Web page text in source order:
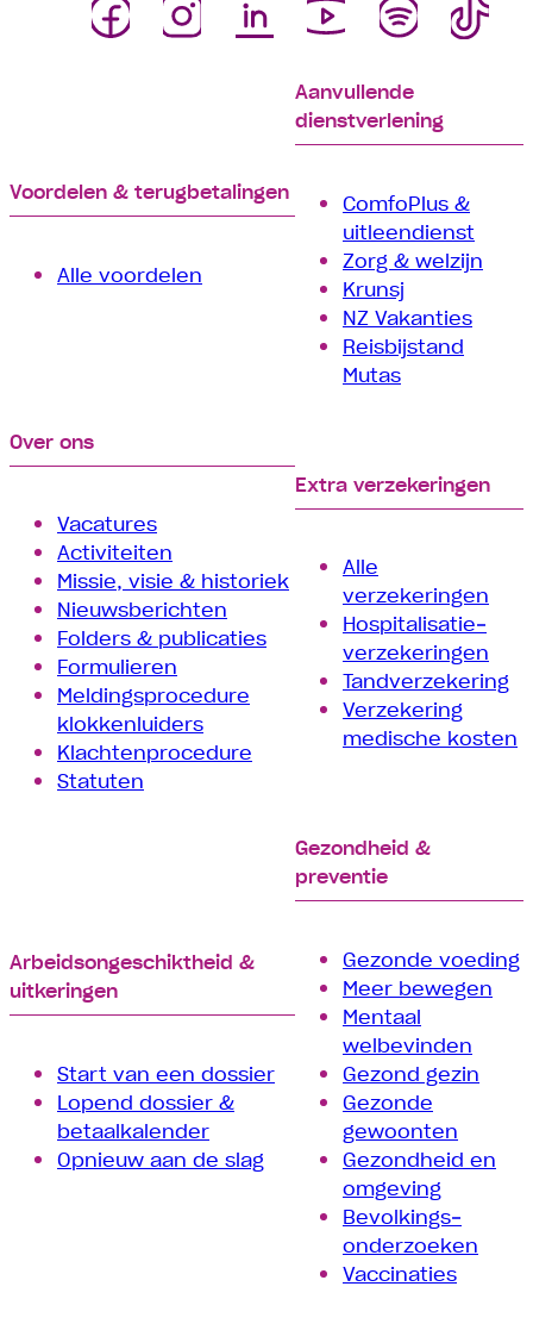
Voordelen & terugbetalingen
Alle voordelen
Aanvullende
dienstverlening
ComfoPlus &
uitleendienst
Zorg & welzijn
Krunsj
NZ Vakanties
Reisbijstand
Mutas
Over ons
Vacatures
Activiteiten
Missie, visie & historiek
Nieuwsberichten
Folders & publicaties
Formulieren
Meldingsprocedure
klokkenluiders
Klachtenprocedure
Statuten
Extra verzekeringen
Alle
verzekeringen
Hospitalisatie­
verzekeringen
Tand­verzekering
Verzekering
medische kosten
Arbeids­­ongeschiktheid &
uitkeringen
Start van een dossier
Lopend dossier &
betaalkalender
Opnieuw aan de slag
Gezondheid &
preventie
Gezonde voeding
Meer bewegen
Mentaal
welbevinden
Gezond gezin
Gezonde
gewoonten
Gezondheid en
omgeving
Bevolkings­
onderzoeken
Vaccinaties